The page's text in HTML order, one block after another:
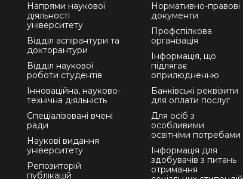
Напрями наукової
діяльності
університету
Відділ аспірантури та
докторантури
Відділ наукової
роботи студентів
Інноваційна, науково-
технічна діяльність
Спеціалізовані вчені
ради
Наукові видання
університету
Репозиторій
публікацій
Нормативно-правові
документи
Профспілкова
організація
Інформація, що
підлягає
оприлюдненню
Банківські реквізити
для оплати послуг
Для осіб з
особливими
освітніми потребами
Інформація для
здобувачів з питань
отримання